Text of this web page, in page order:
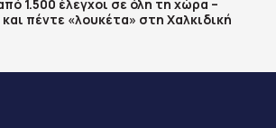
1.500 έλεγχοι σε όλη τη χώρα –
πέντε «λουκέτα» στη Χαλκιδική